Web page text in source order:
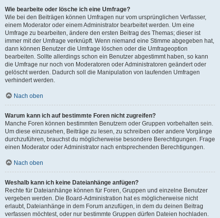
Wie bearbeite oder lösche ich eine Umfrage?
Wie bei den Beiträgen können Umfragen nur vom ursprünglichen Verfasser,
einem Moderator oder einem Administrator bearbeitet werden. Um eine
Umfrage zu bearbeiten, ändere den ersten Beitrag des Themas; dieser ist
immer mit der Umfrage verknüpft. Wenn niemand eine Stimme abgegeben hat,
dann können Benutzer die Umfrage löschen oder die Umfrageoption
bearbeiten. Sollte allerdings schon ein Benutzer abgestimmt haben, so kann
die Umfrage nur noch von Moderatoren oder Administratoren geändert oder
gelöscht werden. Dadurch soll die Manipulation von laufenden Umfragen
verhindert werden.
Nach oben
Warum kann ich auf bestimmte Foren nicht zugreifen?
Manche Foren können bestimmten Benutzern oder Gruppen vorbehalten sein.
Um diese einzusehen, Beiträge zu lesen, zu schreiben oder andere Vorgänge
durchzuführen, brauchst du möglicherweise besondere Berechtigungen. Frage
einen Moderator oder Administrator nach entsprechenden Berechtigungen.
Nach oben
Weshalb kann ich keine Dateianhänge anfügen?
Rechte für Dateianhänge können für Foren, Gruppen und einzelne Benutzer
vergeben werden. Die Board-Administration hat es möglicherweise nicht
erlaubt, Dateianhänge in dem Forum anzufügen, in dem du deinen Beitrag
verfassen möchtest, oder nur bestimmte Gruppen dürfen Dateien hochladen.